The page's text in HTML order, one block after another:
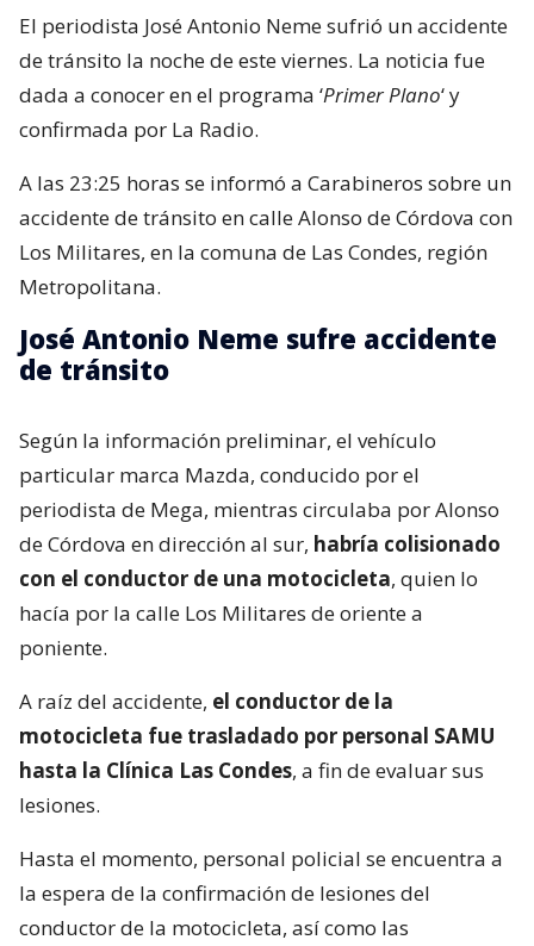
El periodista José Antonio Neme sufrió un accidente
de tránsito la noche de este viernes. La noticia fue
dada a conocer en el programa ‘Primer Plano‘ y
confirmada por La Radio.
A las 23:25 horas se informó a Carabineros sobre un
accidente de tránsito en calle Alonso de Córdova con
Los Militares, en la comuna de Las Condes, región
Metropolitana.
José Antonio Neme sufre accidente
de tránsito
Según la información preliminar, el vehículo
particular marca Mazda, conducido por el
periodista de Mega, mientras circulaba por Alonso
de Córdova en dirección al sur, habría colisionado
con el conductor de una motocicleta, quien lo
hacía por la calle Los Militares de oriente a
poniente.
A raíz del accidente, el conductor de la
motocicleta fue trasladado por personal SAMU
hasta la Clínica Las Condes, a fin de evaluar sus
lesiones.
Hasta el momento, personal policial se encuentra a
la espera de la confirmación de lesiones del
conductor de la motocicleta, así como las